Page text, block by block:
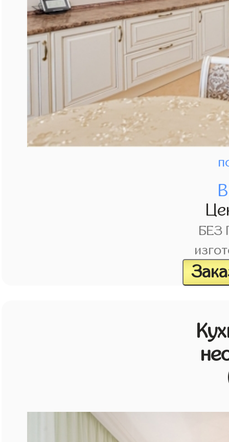
БЕЗ